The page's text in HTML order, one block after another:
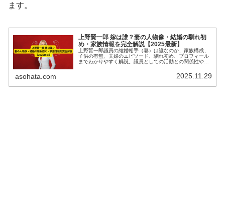
ます。
上野賢一郎 嫁は誰？妻の人物像・結婚の馴れ初
め・家族情報を完全解説【2025最新】
上野賢一郎議員の結婚相手（妻）は誰なのか、家族構成、
子供の有無、夫婦のエピソード、馴れ初め、プロフィール
までわかりやすく解説。議員としての活動との関係性や夫
asohata.com 2025.11.29